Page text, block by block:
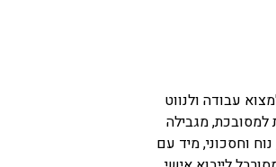
עבודה ולנווט
למסובכת, מגבילה
וחסכוני, מיד עם